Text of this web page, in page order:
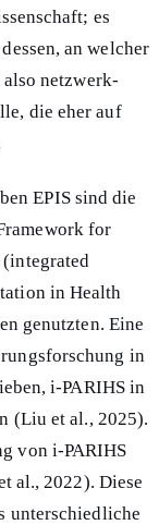
es
an welcher
netzwerk-
die eher auf
EPIS sind die
for
(integrated
in Health
genutzten. Eine
in
i-PARIHS in
(Liu et al., 2025).
von i-PARIHS
al., 2022). Diese
unterschiedliche